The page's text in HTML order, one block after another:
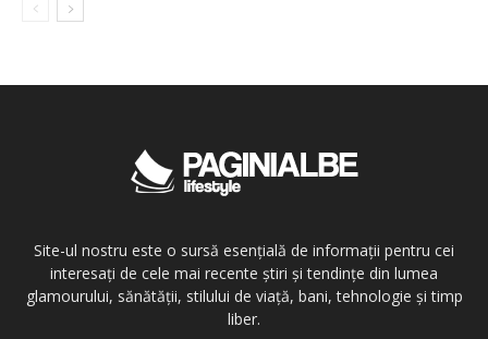
Site-ul nostru este o sursă esențială de informații pentru cei
interesați de cele mai recente știri și tendințe din lumea
glamourului, sănătății, stilului de viață, bani, tehnologie și timp
liber.